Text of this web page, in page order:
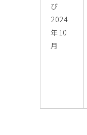
び
2024
年10
月